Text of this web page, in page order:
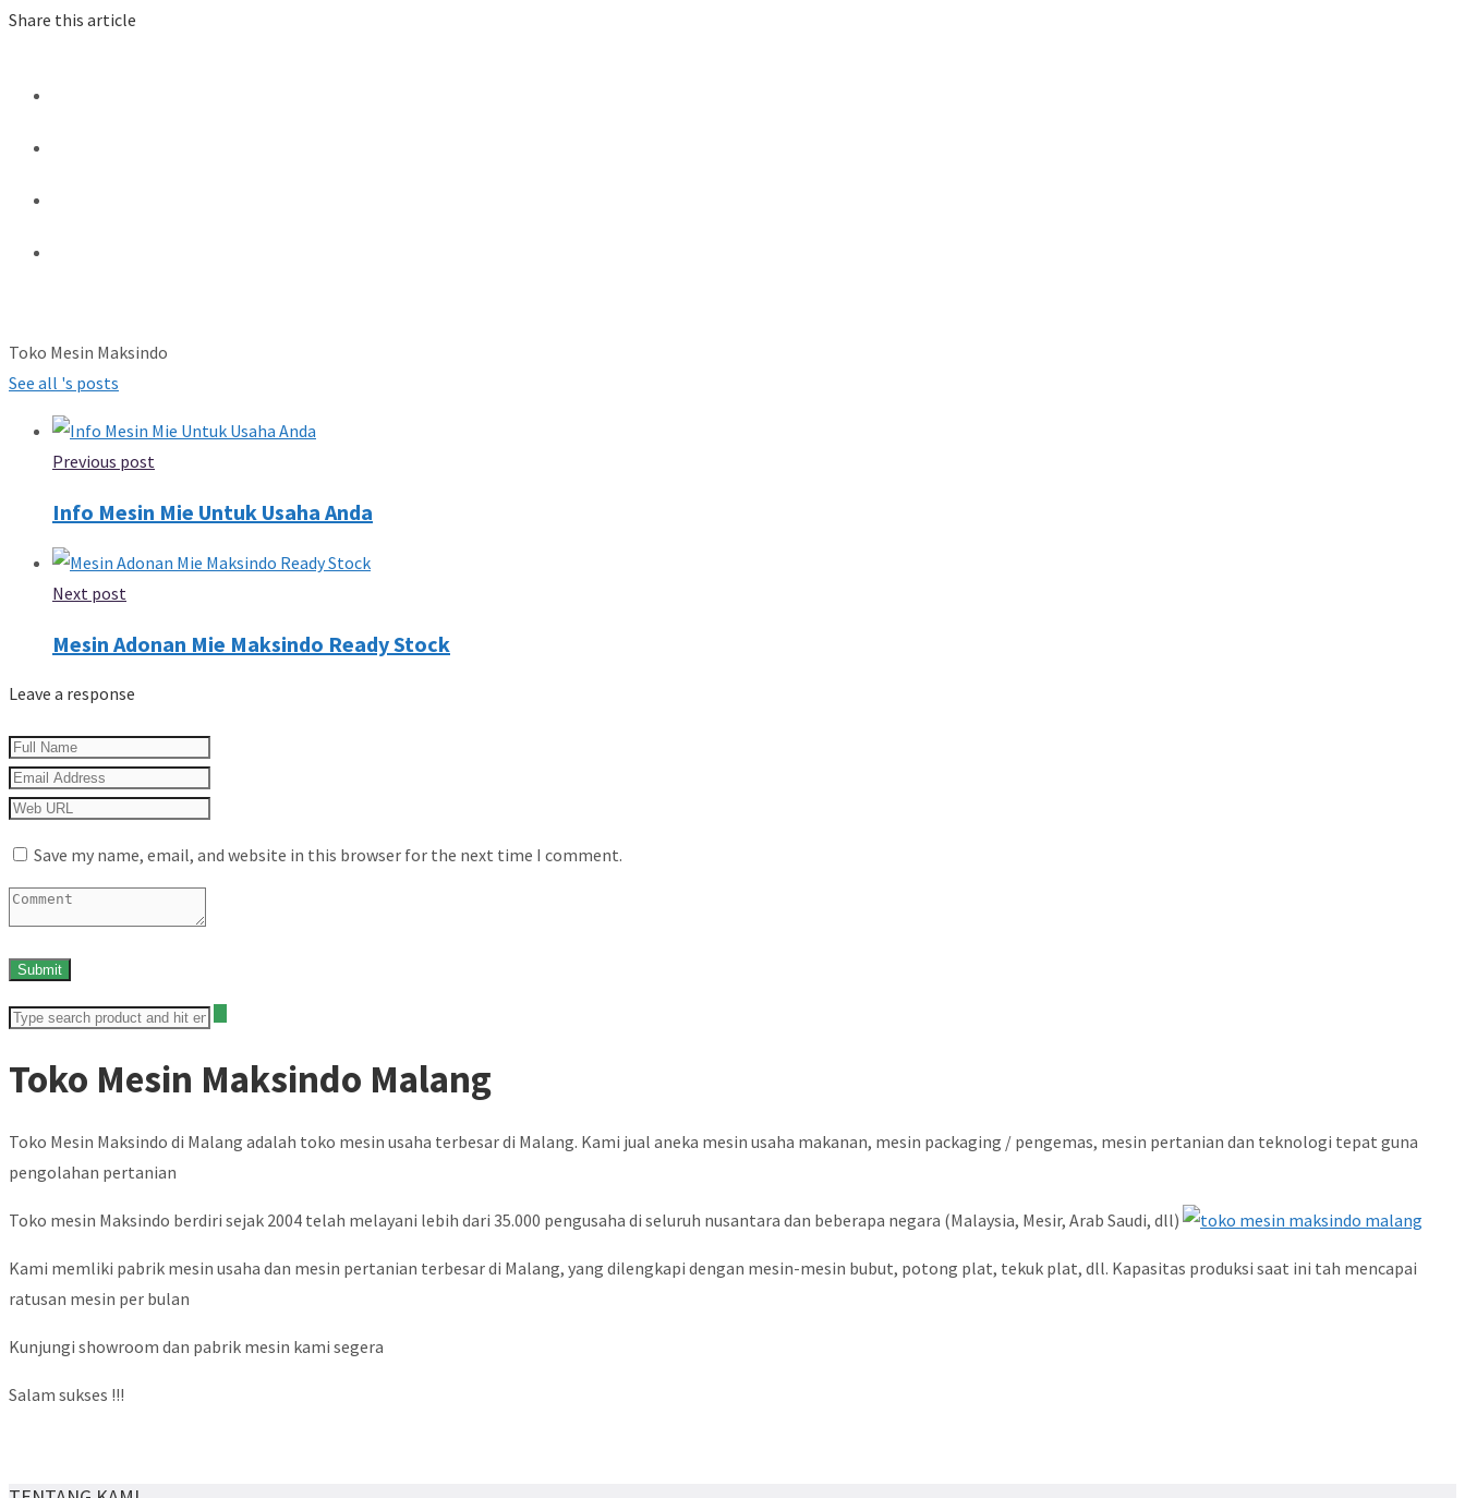
Share this article
Toko Mesin Maksindo
See all 's posts
Previous post
Info Mesin Mie Untuk Usaha Anda
Next post
Mesin Adonan Mie Maksindo Ready Stock
Leave a response
Save my name, email, and website in this browser for the next time I comment.
Toko Mesin Maksindo Malang
Toko Mesin Maksindo di Malang adalah toko mesin usaha terbesar di Malang. Kami jual aneka mesin usaha makanan, mesin packaging / pengemas, mesin pertanian dan teknologi tepat guna
pengolahan pertanian
Toko mesin Maksindo berdiri sejak 2004 telah melayani lebih dari 35.000 pengusaha di seluruh nusantara dan beberapa negara (Malaysia, Mesir, Arab Saudi, dll)
Kami memliki pabrik mesin usaha dan mesin pertanian terbesar di Malang, yang dilengkapi dengan mesin-mesin bubut, potong plat, tekuk plat, dll. Kapasitas produksi saat ini tah mencapai
ratusan mesin per bulan
Kunjungi showroom dan pabrik mesin kami segera
Salam sukses !!!